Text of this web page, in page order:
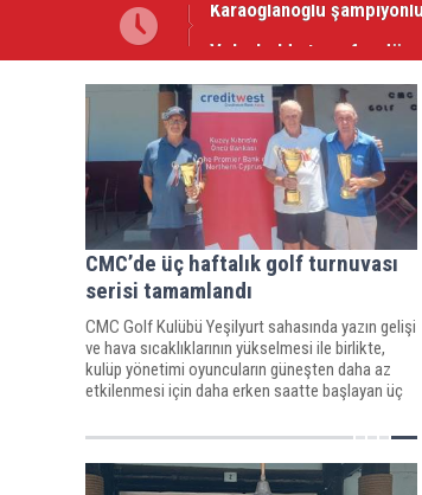
Voleybolda transfer
CMC’de üç haftalık golf turnuvası
serisi tamamlandı
CMC Golf Kulübü Yeşilyurt sahasında yazın gelişi
ve hava sıcaklıklarının yükselmesi ile birlikte,
kulüp yönetimi oyuncuların güneşten daha az
etkilenmesi için daha erken saatte başlayan üç